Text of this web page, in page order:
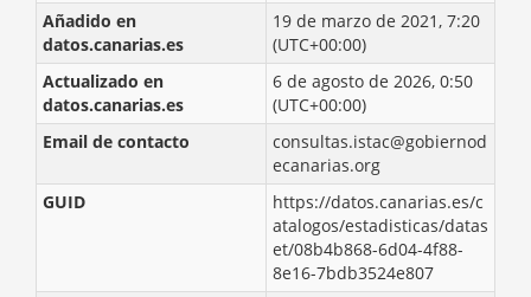
Añadido en
datos.canarias.es
19 de marzo de 2021, 7:20
(UTC+00:00)
Actualizado en
datos.canarias.es
6 de agosto de 2026, 0:50
(UTC+00:00)
Email de contacto
consultas.istac@gobiernod
ecanarias.org
GUID
https://datos.canarias.es/c
atalogos/estadisticas/datas
et/08b4b868-6d04-4f88-
8e16-7bdb3524e807